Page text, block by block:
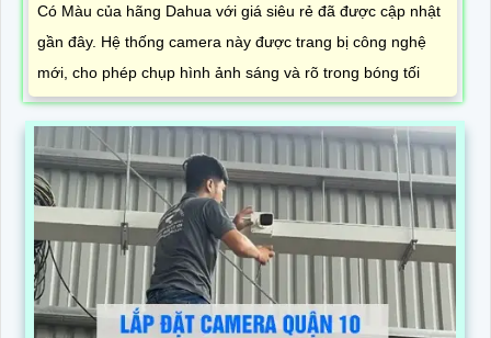
Có Màu của hãng Dahua với giá siêu rẻ đã được cập nhật
gần đây. Hệ thống camera này được trang bị công nghệ
mới, cho phép chụp hình ảnh sáng và rõ trong bóng tối